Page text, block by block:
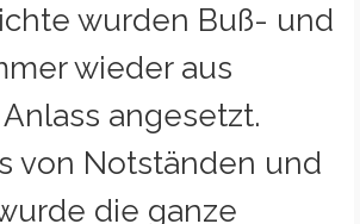
wurden Buß- und
wieder aus
angesetzt.
von Notständen und
die ganze